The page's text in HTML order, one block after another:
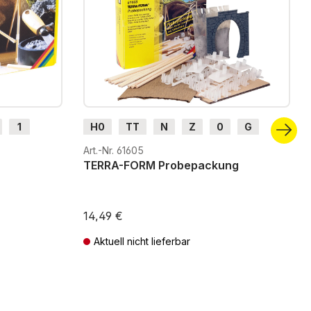
1
H0 TT N Z 0
G
H0m
H0e
Art.-Nr. 61605
TERRA-FORM Probepackung
14,49 €
Aktuell nicht lieferbar